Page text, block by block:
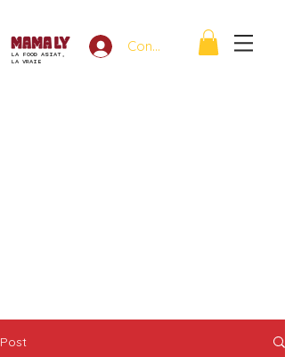
LA FOOD ASIAT,
LA VRAIE
Connexion
Post